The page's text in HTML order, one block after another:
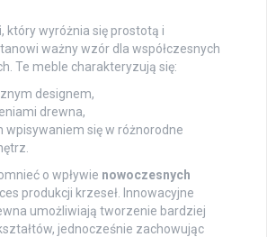
, który wyróżnia się prostotą i
ważny wzór dla współczesnych
Te meble charakteryzują się:
designem,
drewna,
wpisywaniem się w różnorodne
o wpływie nowoczesnych
produkcji krzeseł. Innowacyjne
umożliwiają tworzenie bardziej
jednocześnie zachowując